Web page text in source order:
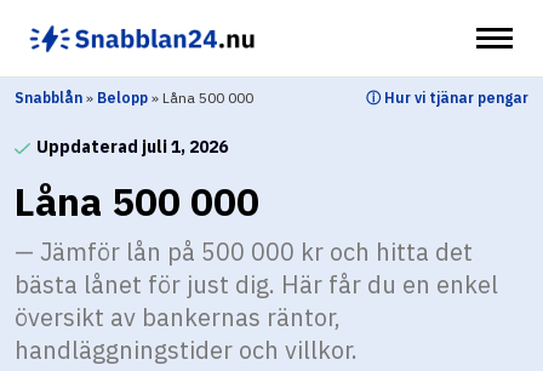
innehåll
Snabblån » Belopp » Låna 500 000 ⓘ Hur vi tjänar pengar
Uppdaterad juli 1, 2026
Låna 500 000
Jämför lån på 500 000 kr och hitta det
bästa lånet för just dig. Här får du en enkel
översikt av bankernas räntor,
handläggningstider och villkor.